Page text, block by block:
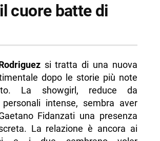
cuore batte di
si tratta di una nuova
dopo le storie più note
La showgirl, reduce da
personali intense, sembra aver
Fidanzati una presenza
La relazione è ancora ai